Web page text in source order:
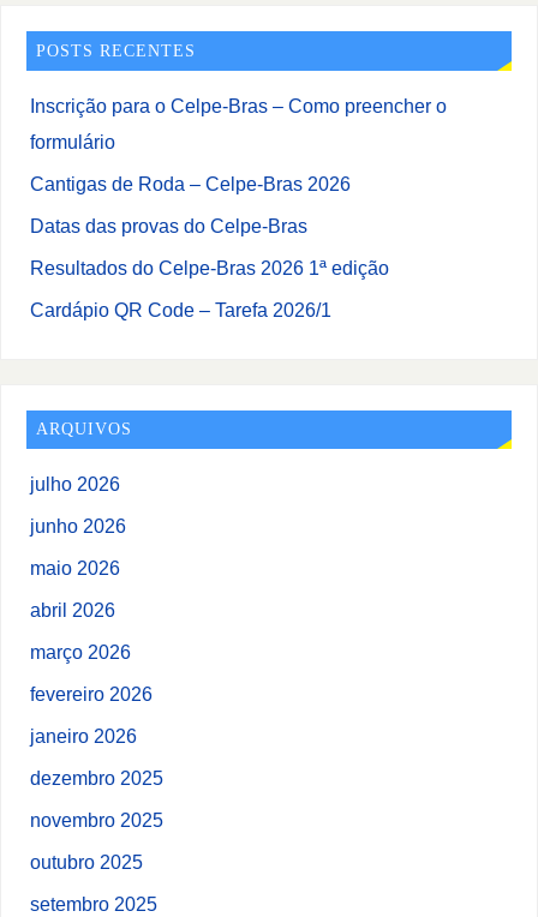
POSTS RECENTES
Inscrição para o Celpe-Bras – Como preencher o
formulário
Cantigas de Roda – Celpe-Bras 2026
Datas das provas do Celpe-Bras
Resultados do Celpe-Bras 2026 1ª edição
Cardápio QR Code – Tarefa 2026/1
ARQUIVOS
julho 2026
junho 2026
maio 2026
abril 2026
março 2026
fevereiro 2026
janeiro 2026
dezembro 2025
novembro 2025
outubro 2025
setembro 2025